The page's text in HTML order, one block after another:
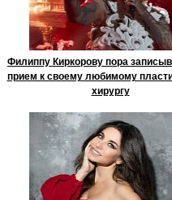
Филиппу Киркорову пора
прием к своему любимому
хирургу